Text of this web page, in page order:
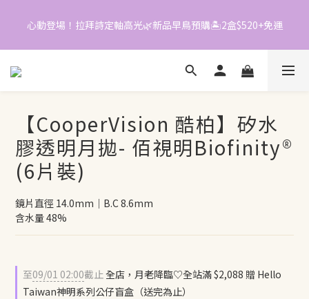
📱加入官方LINE｜領$50折價券
6
4
0
2
0
2
0
心動登場！拉拜詩定軸高光🌿新品早鳥預購🏝️2盒$520+免運
📱加入官方LINE｜領$50折價券
【CooperVision 酷柏】矽水
膠透明月拋- 佰視明Biofinity®
(6片裝)
鏡片直徑 14.0mm｜B.C 8.6mm
含水量 48%
至09/01 02:00截止全店，月老降臨♡全站滿 $2,088 贈 Hello
Taiwan神明系列公仔盲盒（送完為止）